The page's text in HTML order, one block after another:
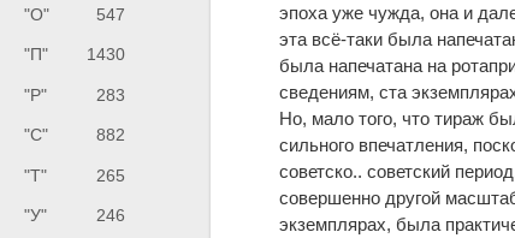
"О" 547
"П" 1430
"Р" 283
"С" 882
"Т" 265
"У" 246
эпоха уже чужда, она и
эта всё-таки была
была напечатана на
сведениям, ста
Но, мало того, что тираж
сильного впечатления,
советско.. советский
совершенно другой
экземплярах, была